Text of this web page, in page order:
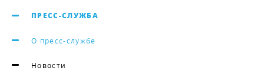
ПРЕСС-СЛУЖБА
О пресс-службе
Новости